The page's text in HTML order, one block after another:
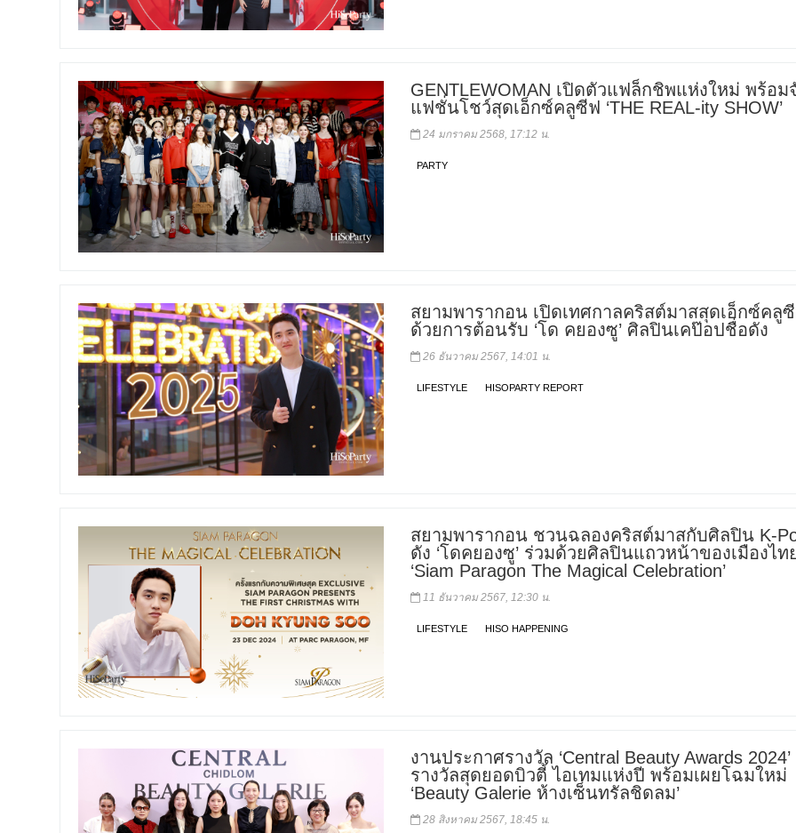
GENTLEWOMAN เปิดตัวแฟล็กชิพแห่งใหม่ พร้อม
แฟชั่นโชว์สุดเอ็กซ์คลูซีฟ ‘THE REAL-ity SHOW’
24 มกราคม 2568, 17:12 น.
PARTY
สยามพารากอน เปิดเทศกาลคริสต์มาสสุดเอ็กซ์คลู
ด้วยการต้อนรับ ‘โด คยองซู’ ศิลปินเคป๊อปชื่อดัง
26 ธันวาคม 2567, 14:01 น.
LIFESTYLE HISOPARTY REPORT
สยามพารากอน ชวนฉลองคริสต์มาสกับศิลปิน K-
ดัง ‘โดคยองซู’ ร่วมด้วยศิลปินแถวหน้าของเมืองไท
‘Siam Paragon The Magical Celebration’
11 ธันวาคม 2567, 12:30 น.
LIFESTYLE HISO HAPPENING
งานประกาศรางวัล ‘Central Beauty Awards 2024’
รางวัลสุดยอดบิวตี้ ไอเทมแห่งปี พร้อมเผยโฉมใหม่
‘Beauty Galerie ห้างเซ็นทรัลชิดลม’
28 สิงหาคม 2567, 18:45 น.